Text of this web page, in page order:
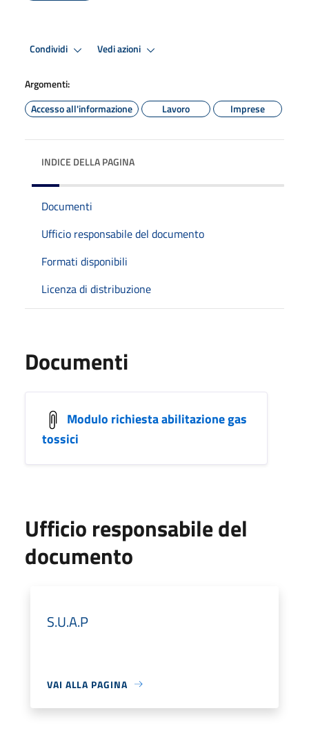
Condividi Vedi azioni
Argomenti:
Accesso all'informazione
Lavoro Imprese
INDICE DELLA PAGINA
Documenti
Ufficio responsabile del documento
Formati disponibili
Licenza di distribuzione
Documenti
Modulo richiesta abilitazione gas
tossici
Ufficio responsabile del
documento
S.U.A.P
VAI ALLA PAGINA